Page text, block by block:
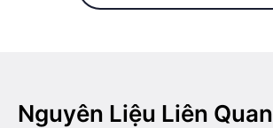
Nguyên Liệu Liên Quan